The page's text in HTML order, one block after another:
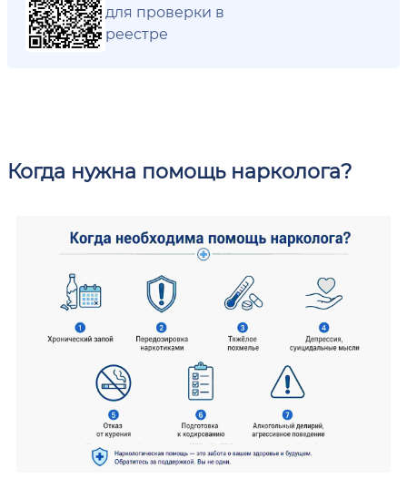
для проверки в
реестре
Когда нужна помощь нарколога?